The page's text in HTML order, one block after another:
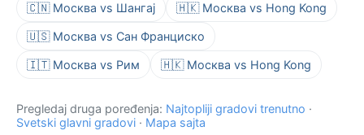
🇨🇳 Москва vs Шангај 🇭🇰 Москва vs Hong Kong
🇺🇸 Москва vs Сан Франциско
🇮🇹 Москва vs Рим 🇭🇰 Москва vs Hong Kong
Pregledaj druga poređenja: Najtopliji gradovi trenutno ·
Svetski glavni gradovi · Mapa sajta